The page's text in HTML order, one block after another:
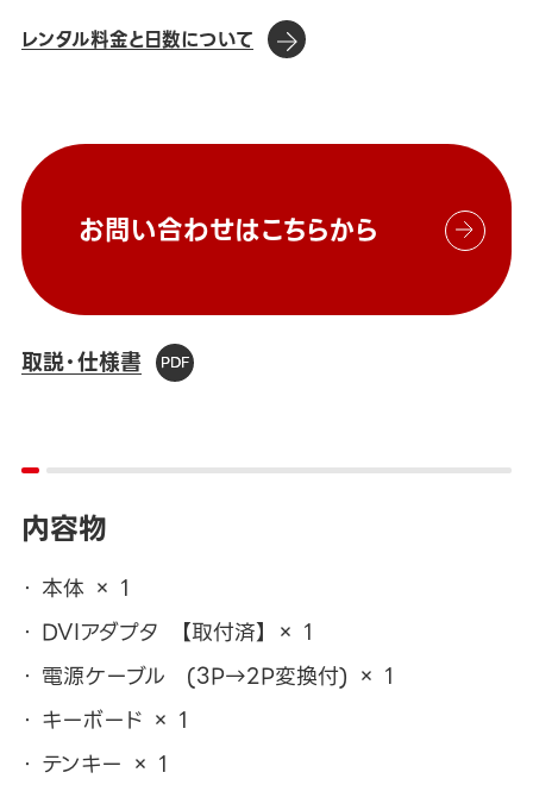
レンタル料金と日数について
お問い合わせはこちらから
取説・仕様書
内容物
本体 × 1
DVIアダプタ 【取付済】 × 1
電源ケーブル (3P→2P変換付) × 1
キーボード × 1
テンキー × 1